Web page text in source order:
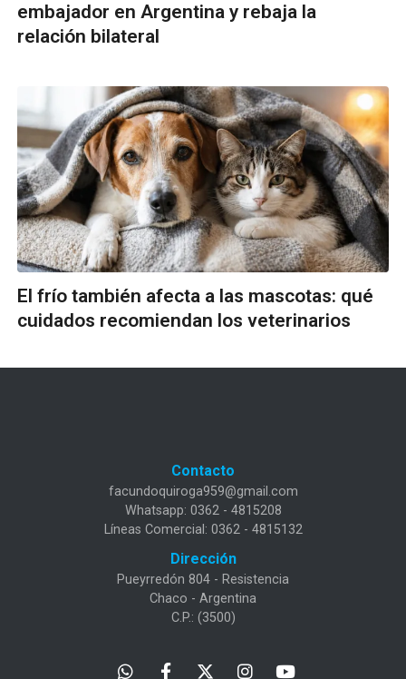
embajador en Argentina y rebaja la
relación bilateral
El frío también afecta a las mascotas: qué
cuidados recomiendan los veterinarios
Contacto
facundoquiroga959@gmail.com
Whatsapp: 0362 - 4815208
Líneas Comercial: 0362 - 4815132
Dirección
Pueyrredón 804 - Resistencia
Chaco - Argentina
C.P.: (3500)